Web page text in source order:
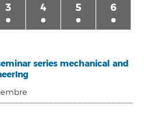
3 4 5 6
series mechanical and